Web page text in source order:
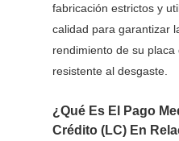
fabricación estrictos y
calidad para garantizar
rendimiento de su
resistente al desgaste.
¿Qué Es El Pago
Crédito (LC) En